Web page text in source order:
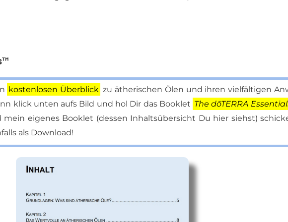
kos­ten­lo­sen Über­blick zu äthe­ri­schen Ölen und ih­ren viel­fäl­ti­gen
klick un­ten aufs Bild und hol Dir das Book­let The dōTERRA
mein ei­ge­nes Book­let (des­sen In­halts­über­sicht Du hier siehst)
als Down­load!